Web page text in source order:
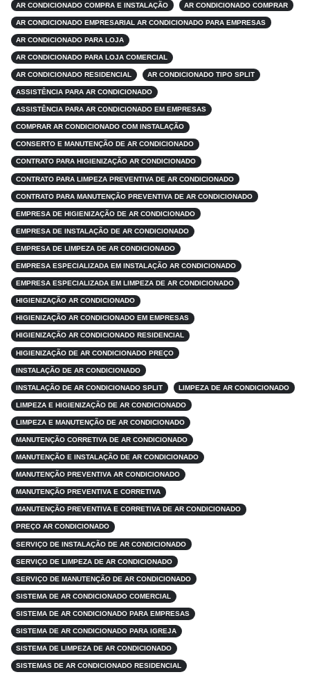
AR CONDICIONADO COMPRA E INSTALAÇÃO AR CONDICIONADO COMPRAR
AR CONDICIONADO EMPRESARIAL AR CONDICIONADO PARA EMPRESAS
AR CONDICIONADO PARA LOJA
AR CONDICIONADO PARA LOJA COMERCIAL
AR CONDICIONADO RESIDENCIAL AR CONDICIONADO TIPO SPLIT
ASSISTÊNCIA PARA AR CONDICIONADO
ASSISTÊNCIA PARA AR CONDICIONADO EM EMPRESAS
COMPRAR AR CONDICIONADO COM INSTALAÇÃO
CONSERTO E MANUTENÇÃO DE AR CONDICIONADO
CONTRATO PARA HIGIENIZAÇÃO AR CONDICIONADO
CONTRATO PARA LIMPEZA PREVENTIVA DE AR CONDICIONADO
CONTRATO PARA MANUTENÇÃO PREVENTIVA DE AR CONDICIONADO
EMPRESA DE HIGIENIZAÇÃO DE AR CONDICIONADO
EMPRESA DE INSTALAÇÃO DE AR CONDICIONADO
EMPRESA DE LIMPEZA DE AR CONDICIONADO
EMPRESA ESPECIALIZADA EM INSTALAÇÃO AR CONDICIONADO
EMPRESA ESPECIALIZADA EM LIMPEZA DE AR CONDICIONADO
HIGIENIZAÇÃO AR CONDICIONADO
HIGIENIZAÇÃO AR CONDICIONADO EM EMPRESAS
HIGIENIZAÇÃO AR CONDICIONADO RESIDENCIAL
HIGIENIZAÇÃO DE AR CONDICIONADO PREÇO
INSTALAÇÃO DE AR CONDICIONADO
INSTALAÇÃO DE AR CONDICIONADO SPLIT LIMPEZA DE AR CONDICIONADO
LIMPEZA E HIGIENIZAÇÃO DE AR CONDICIONADO
LIMPEZA E MANUTENÇÃO DE AR CONDICIONADO
MANUTENÇÃO CORRETIVA DE AR CONDICIONADO
MANUTENÇÃO E INSTALAÇÃO DE AR CONDICIONADO
MANUTENÇÃO PREVENTIVA AR CONDICIONADO
MANUTENÇÃO PREVENTIVA E CORRETIVA
MANUTENÇÃO PREVENTIVA E CORRETIVA DE AR CONDICIONADO
PREÇO AR CONDICIONADO
SERVIÇO DE INSTALAÇÃO DE AR CONDICIONADO
SERVIÇO DE LIMPEZA DE AR CONDICIONADO
SERVIÇO DE MANUTENÇÃO DE AR CONDICIONADO
SISTEMA DE AR CONDICIONADO COMERCIAL
SISTEMA DE AR CONDICIONADO PARA EMPRESAS
SISTEMA DE AR CONDICIONADO PARA IGREJA
SISTEMA DE LIMPEZA DE AR CONDICIONADO
SISTEMAS DE AR CONDICIONADO RESIDENCIAL